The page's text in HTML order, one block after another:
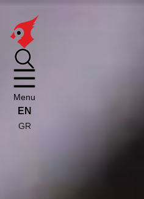
EN
GR
Menu